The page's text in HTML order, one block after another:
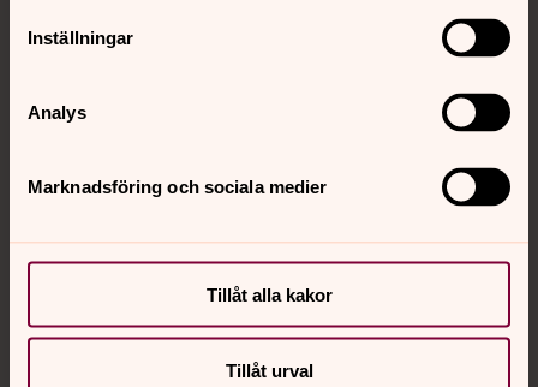
Inställningar
Analys
Marknadsföring och sociala medier
Tillåt alla kakor
Tillåt urval
Kontakt
Kalender